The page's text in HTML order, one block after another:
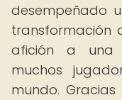
desempeñado
transformación
afición a una
muchos
mundo.